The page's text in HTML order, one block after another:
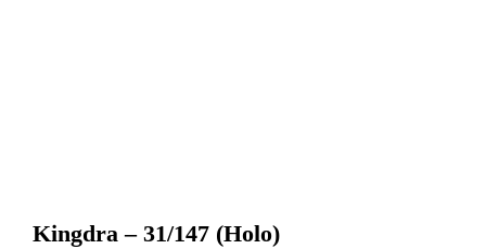
Kingdra – 31/147 (Holo)